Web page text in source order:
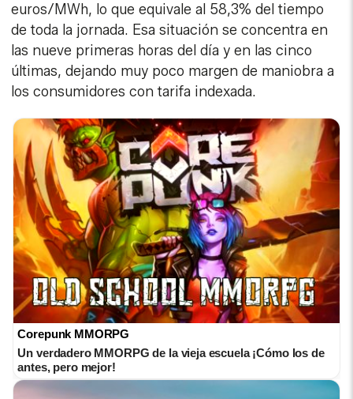
euros/MWh, lo que equivale al 58,3% del tiempo
de toda la jornada. Esa situación se concentra en
las nueve primeras horas del día y en las cinco
últimas, dejando muy poco margen de maniobra a
los consumidores con tarifa indexada.
Corepunk MMORPG
Un verdadero MMORPG de la vieja escuela ¡Cómo los de
antes, pero mejor!